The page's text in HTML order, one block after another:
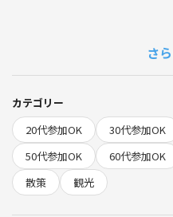
相模ダムにも
私たちのサークルは、冒険心を持
とした雰囲気が自慢です。初めて
みんなで楽しい時間を共有し、素
士の交流を大切にし、笑顔が絶え
さ
カテゴリー
20代参加OK
30代参加OK
50代参加OK
60代参加OK
散策
観光